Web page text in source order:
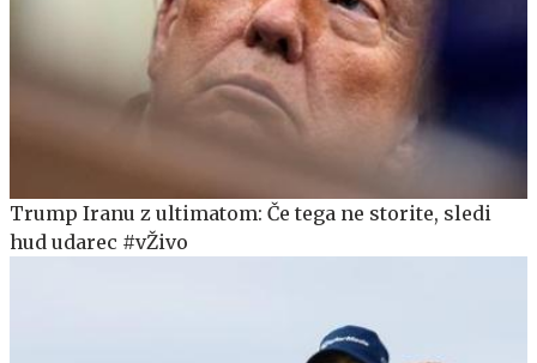
Trump Iranu z ultimatom: Če tega ne storite, sledi
hud udarec #vŽivo